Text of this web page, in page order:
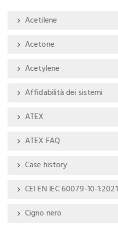
Acetilene
Acetone
Acetylene
Affidabilità dei sistemi
ATEX
ATEX FAQ
Case history
CEI EN IEC 60079-10-1:2021
Cigno nero